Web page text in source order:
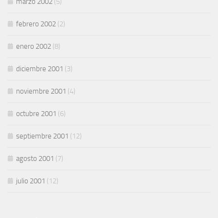
febrero 2002 (2)
enero 2002 (8)
diciembre 2001 (3)
noviembre 2001 (4)
octubre 2001 (6)
septiembre 2001 (12)
agosto 2001 (7)
julio 2001 (12)